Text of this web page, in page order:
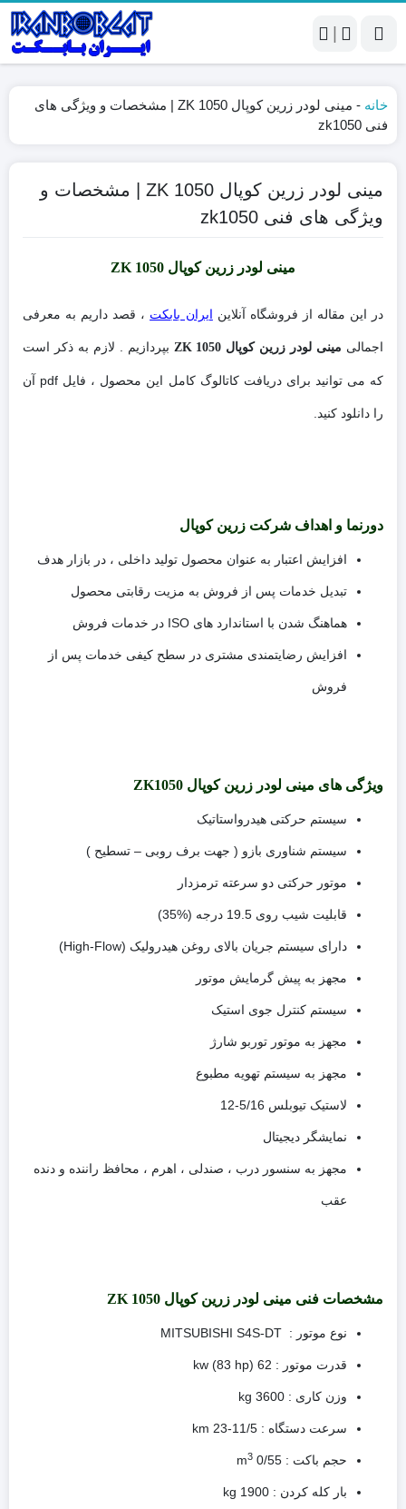
|
خانه -
مینی لودر زرین کوپال ZK 1050 | مشخصات و ویژگی های
فنی zk1050
مینی لودر زرین کوپال ZK 1050 | مشخصات و
ویژگی های فنی zk1050
مینی لودر زرین کوپال ZK 1050
در این مقاله از فروشگاه آنلاین ایران بابکت ، قصد داریم به معرفی
اجمالی مینی لودر زرین کوپال ZK 1050 بپردازیم . لازم به ذکر است
که می توانید برای دریافت کاتالوگ کامل این محصول ، فایل pdf آن
را دانلود کنید.
دورنما و اهداف شرکت زرین کوپال
افزایش اعتبار به عنوان محصول تولید داخلی ، در بازار هدف
تبدیل خدمات پس از فروش به مزیت رقابتی محصول
هماهنگ شدن با استاندارد های ISO در خدمات فروش
افزایش رضایتمندی مشتری در سطح کیفی خدمات پس از
فروش
ویژگی های مینی لودر زرین کوپال ZK1050
سیستم حرکتی هیدرواستاتیک
سیستم شناوری بازو ( جهت برف روبی – تسطیح )
موتور حرکتی دو سرعته ترمزدار
قابلیت شیب روی 19.5 درجه (%35)
دارای سیستم جریان بالای روغن هیدرولیک (High-Flow)
مجهز به پیش گرمایش موتور
سیستم کنترل جوی استیک
مجهز به موتور توربو شارژ
مجهز به سیستم تهویه مطبوع
لاستیک تیوبلس 5/16-12
نمایشگر دیجیتال
مجهز به سنسور درب ، صندلی ، اهرم ، محافظ راننده و دنده
عقب
مشخصات فنی مینی لودر زرین کوپال ZK 1050
نوع موتور : MITSUBISHI S4S-DT
قدرت موتور : 62 kw (83 hp)
وزن کاری : 3600 kg
سرعت دستگاه : 11/5-23 km
حجم باکت : 0/55 m 3
بار کله کردن : 1900 kg